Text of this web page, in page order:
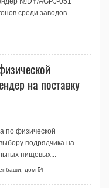
среди заводов
на поставку
по физической
подрядчика на
пищевых...
дом 54